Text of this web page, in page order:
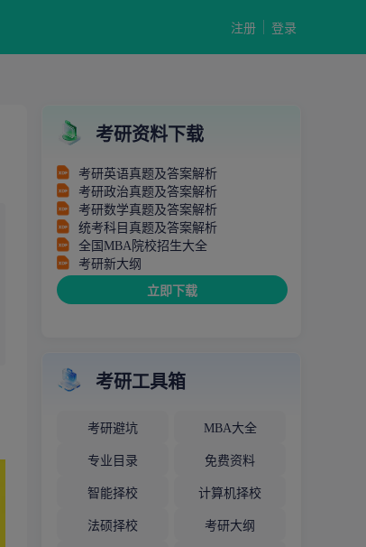
注册 登录
考研资料下载
考研英语真题及答案解析
考研政治真题及答案解析
考研数学真题及答案解析
统考科目真题及答案解析
全国MBA院校招生大全
考研新大纲
立即下载
考研工具箱
考研避坑 MBA大全
专业目录 免费资料
智能择校 计算机择校
法硕择校 考研大纲